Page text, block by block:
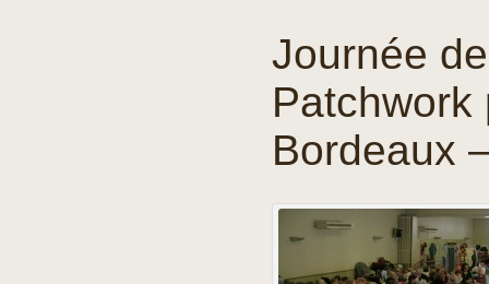
Journée
Patchwork
Bordeaux